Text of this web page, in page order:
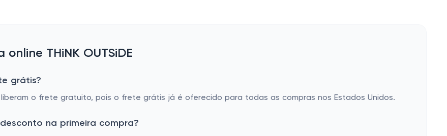
THiNK OUTSiDE
grátis?
o frete gratuito, pois o frete grátis já é oferecido para todas as compras nos Estados Unidos.
desconto na primeira compra?